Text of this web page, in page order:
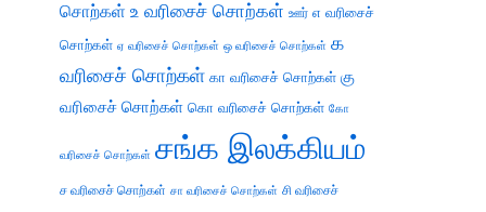
சொற்கள் உ வரிசைச் சொற்கள் ஊர் எ வரிசைச்
சொற்கள் ஏ வரிசைச் சொற்கள் ஒ வரிசைச் சொற்கள் க
வரிசைச் சொற்கள் கா வரிசைச் சொற்கள் கு
வரிசைச் சொற்கள் கொ வரிசைச் சொற்கள் கோ
வரிசைச் சொற்கள் சங்க இலக்கியம்
ச வரிசைச் சொற்கள் சா வரிசைச் சொற்கள் சி வரிசைச்